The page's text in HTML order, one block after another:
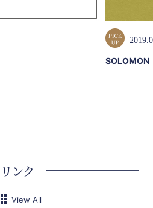
SOLOMON
リンク
View All